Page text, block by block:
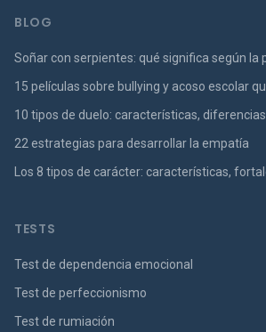
BLOG
Soñar con serpientes: qué significa según la
15 películas sobre bullying y acoso escolar
10 tipos de duelo: características,
22 estrategias para desarrollar la empatía
Los 8 tipos de carácter: características,
TESTS
Test de dependencia emocional
Test de perfeccionismo
Test de rumiación